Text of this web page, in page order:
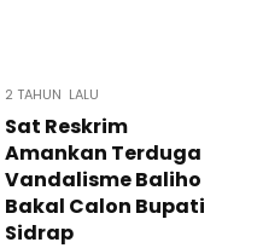
2 TAHUN LALU
Sat Reskrim
Amankan Terduga
Vandalisme Baliho
Bakal Calon Bupati
Sidrap